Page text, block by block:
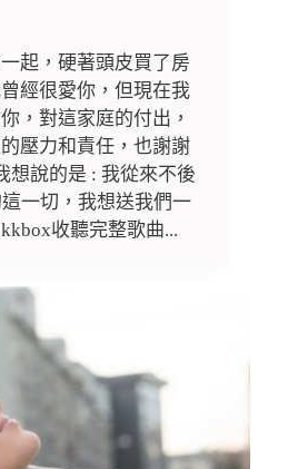
起，硬著頭皮買了房
經很愛你，但現在我
，對這家庭的付出，
壓力和責任，也謝謝
想說的是 : 我從來不後
一切，我想送我們一
收聽完整歌曲...